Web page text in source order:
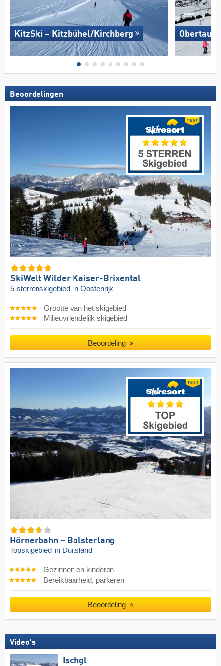
KitzSki – Kitzbühel/​Kirchberg
Beoordelingen
SkiWelt Wilder Kaiser-Brixental
5-sterrenskigebied in Oostenrijk
Grootte van het skigebied
Milieuvriendelijk skigebied
Beoordeling
Hörnerbahn – Bolsterlang
Topskigebied in Duitsland
Gezinnen en kinderen
Bereikbaarheid, parkeren
Beoordeling
Video's
Ischgl